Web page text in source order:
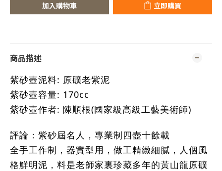
加入購物車 立即購買
商品描述
紫砂壺泥料: 原礦老紫泥
紫砂壺容量: 170cc
紫砂壺作者: 陳順根(國家級高級工藝美術師)
評論：紫砂屆名人，專業制四壺十餘載
全手工作制，器實型用，做工精緻細膩，人個風
格鮮明泥，料是老師家裏珍藏多年的黃山龍原礦